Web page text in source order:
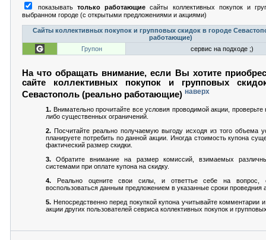
показыватьтолько работающие сайты коллективных покупок и
выбранном городе (с открытыми предложениями и акциями)
Сайты коллективных покупок и групповых скидок в городе
работающие)
Групон
сервис на подходе ;)
На что обращать внимание, если Вы хотите
сайте коллективных покупок и групповых
Севастополь (реально работающие) наверх
1. Внимательно прочитайте все условия проводимой акции, проверьте
либо существенных ограничений.
2. Посчитайте реально получаемую выгоду исходя из того объема
планируете потребить по данной акции. Иногда стоимость купона
фактический размер скидки.
3. Обратите внимание на размер комиссий, взимаемых
системами при оплате купона на скидку.
4. Реально оцените свои силы, и ответтье себе на
воспользоваться данным предложением в указанные сроки проведния
5. Непосредственно перед покупкой купона учитывайте комментарии
акции других пользователей севриса коллективных покупок и